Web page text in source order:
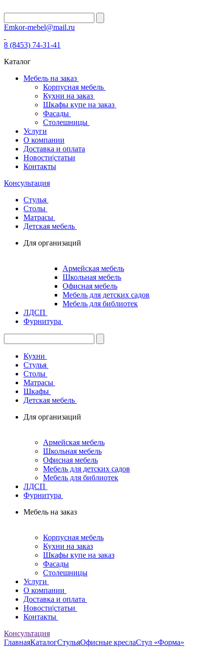
Emkor-mebel@mail.ru
8 (8453) 74-31-41
Каталог
Мебель на заказ
Корпусная мебель
Кухни на заказ
Шкафы купе на заказ
Фасады
Столешницы
Услуги
О компании
Доставка и оплата
Новости|статьи
Контакты
Консультация
Стулья
Столы
Матрасы
Детская мебель
Для организаций
Армейская мебель
Школьная мебель
Офисная мебель
Мебель для детских садов
Мебель для библиотек
ЛДСП
Фурнитура
Кухни
Стулья
Столы
Матрасы
Шкафы
Детская мебель
Для организаций
Армейская мебель
Школьная мебель
Офисная мебель
Мебель для детских садов
Мебель для библиотек
ЛДСП
Фурнитура
Мебель на заказ
Корпусная мебель
Кухни на заказ
Шкафы купе на заказ
Фасады
Столешницы
Услуги
О компании
Доставка и оплата
Новости|статьи
Контакты
Консультация
ГлавнаяКаталогСтульяОфисные креслаСтул «Форма»